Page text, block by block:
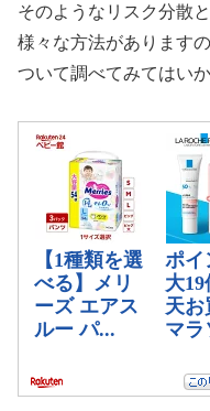
そのようなリスク分散
様々な方法があります
ついて調べてみてはい